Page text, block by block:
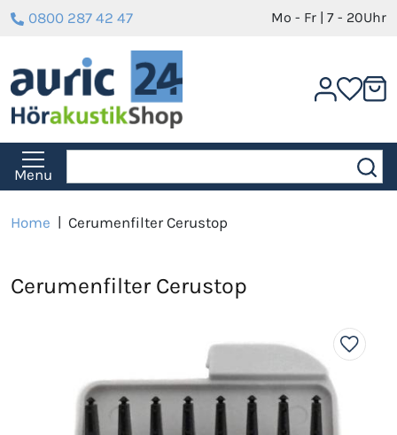
0800 287 42 47 Mo - Fr | 7 - 20Uhr
Menu
Home | Cerumenfilter Cerustop
Cerumenfilter Cerustop